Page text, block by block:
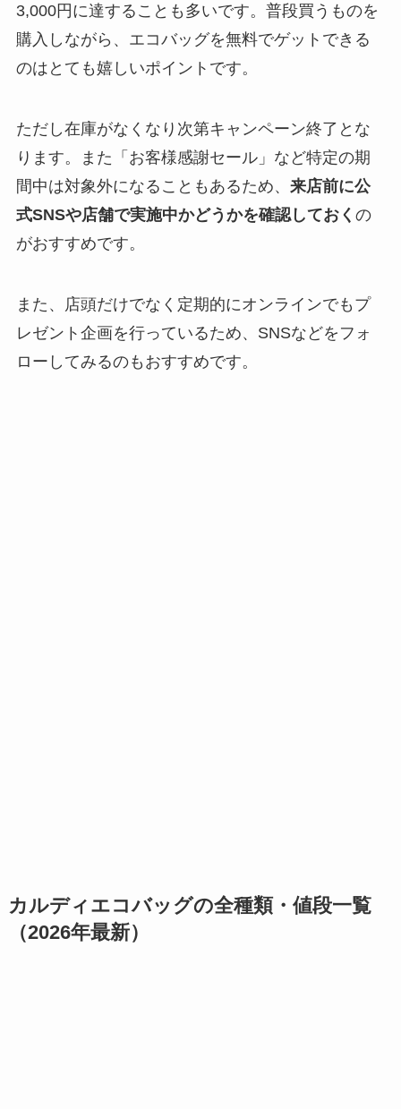
3,000円に達することも多いです。普段買うものを
購入しながら、エコバッグを無料でゲットできる
のはとても嬉しいポイントです。
ただし在庫がなくなり次第キャンペーン終了とな
ります。また「お客様感謝セール」など特定の期
間中は対象外になることもあるため、 来店前に公
式SNSや店舗で実施中かどうかを確認しておく の
がおすすめです。
また、店頭だけでなく定期的にオンラインでもプ
レゼント企画を行っているため、SNSなどをフォ
ローしてみるのもおすすめです。
カルディエコバッグの全種類・値段一覧
（2026年最新）